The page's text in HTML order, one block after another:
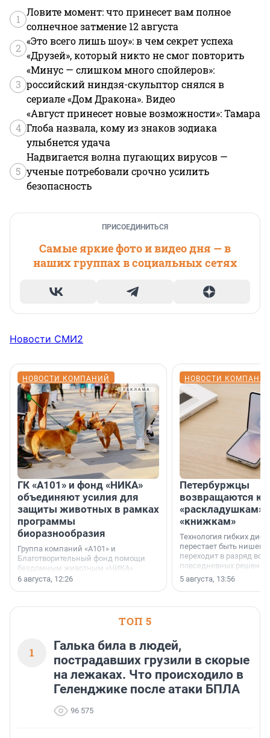
1
Ловите момент: что принесет вам полное
солнечное затмение 12 августа
2
«Это всего лишь шоу»: в чем секрет успеха
«Друзей», который никто не смог повторить
3
«Минус — слишком много спойлеров»:
российский ниндзя-скульптор снялся в
сериале «Дом Дракона». Видео
4
«Август принесет новые возможности»: Тамара
Глоба назвала, кому из знаков зодиака
улыбнется удача
5
Надвигается волна пугающих вирусов —
ученые потребовали срочно усилить
безопасность
ПРИСОЕДИНИТЬСЯ
Самые яркие фото и видео дня — в
наших группах в социальных сетях
Новости СМИ2
НОВОСТИ КОМПАНИЙ
ГК «А101» и фонд «НИКА»
объединяют усилия для
защиты животных в рамках
программы
биоразнообразия
Группа компаний «А101» и
Благотворительный фонд помощи
бездомным животным «НИКА»
заключили соглашение о
6 августа, 12:26
НОВОСТИ
Петербуржцы
возвращаются к
«раскладушкам»
«книжкам»
Технология гибких
перестает быть
переходит в разряд
повседневных
5 августа, 13:56
ТОП 5
1
Галька била в людей,
пострадавших грузили в скорые
на лежаках. Что происходило в
Геленджике после атаки БПЛА
96 575